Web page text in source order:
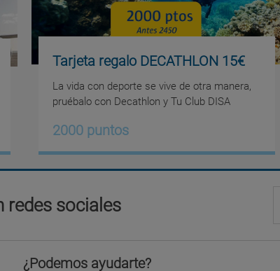
Tarjeta regalo DECATHLON 15€
La vida con deporte se vive de otra manera,
pruébalo con Decathlon y Tu Club DISA
2000 puntos
redes sociales
¿Podemos ayudarte?